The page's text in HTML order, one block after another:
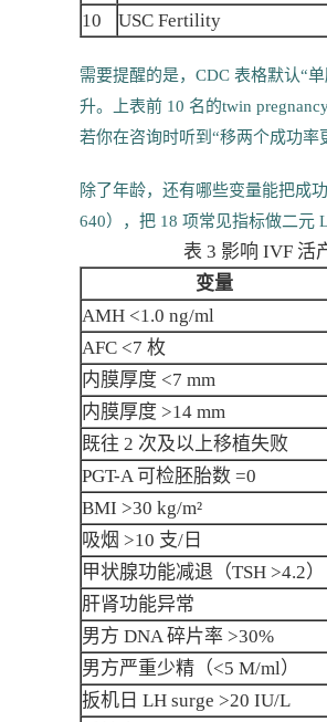
10
USC Fertility
需要提醒的是，CDC 表格默认“
升。上表前 10 名的twin
若你在咨询时听到“移两个成功率
除了年龄，还有哪些变量能把成
640），把 18 项常见指标做二元
表 3 影响 IVF 活
变量
AMH <1.0 ng/ml
AFC <7 枚
内膜厚度 <7 mm
内膜厚度 >14 mm
既往 2 次及以上移植失败
PGT-A 可检胚胎数 =0
BMI >30 kg/m²
吸烟 >10 支/日
甲状腺功能减退（TSH >4.2）
肝肾功能异常
男方 DNA 碎片率 >30%
男方严重少精（<5 M/ml）
扳机日 LH surge >20 IU/L